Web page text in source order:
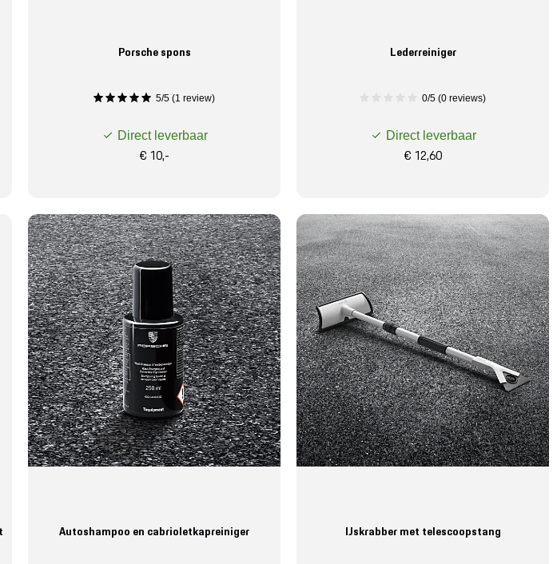
Porsche spons
5/5 (1 review)
Direct leverbaar
€ 10,-
Lederreiniger
0/5 (0 reviews)
Direct leverbaar
€ 12,60
Autoshampoo en cabrioletkapreiniger IJskrabber met telescoopstang